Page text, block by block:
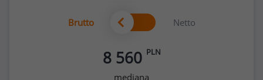
Brutto Netto
8 560 PLN
mediana